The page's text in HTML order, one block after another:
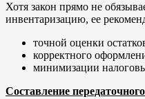
Хотя закон прямо не
инвентаризацию, ее
точной оценки
корректного
минимизации
Составление